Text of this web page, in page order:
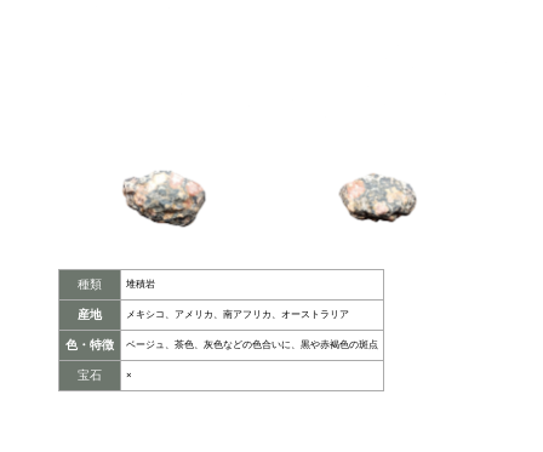
種類 堆積岩
産地 メキシコ、アメリカ、南アフリカ、オーストラリア
色・特徴 ベージュ、茶色、灰色などの色合いに、黒や赤褐色の斑点
宝石 ×